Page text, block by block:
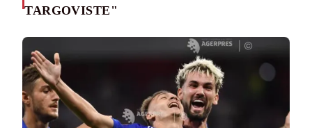
TARGOVISTE"